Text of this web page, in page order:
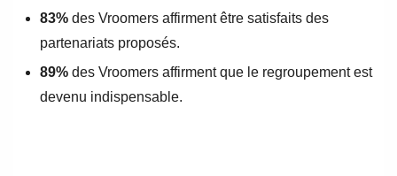
83% des Vroomers affirment être satisfaits des
partenariats proposés.
89% des Vroomers affirment que le regroupement est
devenu indispensable.